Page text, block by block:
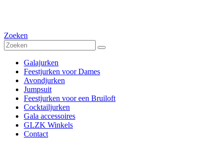
Zoeken
Galajurken
Feestjurken voor Dames
Avondjurken
Jumpsuit
Feestjurken voor een Bruiloft
Cocktailjurken
Gala accessoires
GLZK Winkels
Contact